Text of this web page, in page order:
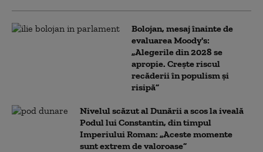
Bolojan, mesaj înainte de
evaluarea Moody's:
„Alegerile din 2028 se
apropie. Crește riscul
recăderii în populism și
risipă”
Nivelul scăzut al Dunării a scos la iveală
Podul lui Constantin, din timpul
Imperiului Roman: „Aceste momente
sunt extrem de valoroase”